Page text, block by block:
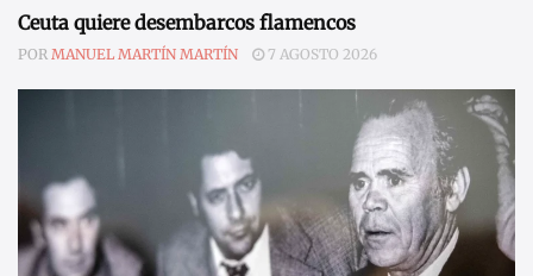
Ceuta quiere desembarcos flamencos
POR MANUEL MARTÍN MARTÍN 7 AGOSTO 2026